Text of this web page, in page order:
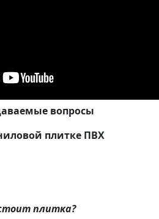
вопросы
плитке ПВХ
плитка?